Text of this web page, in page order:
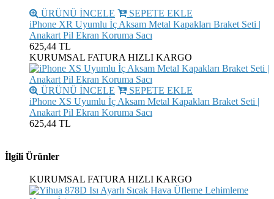
ÜRÜNÜ İNCELE
SEPETE EKLE
iPhone XR Uyumlu İç Aksam Metal Kapakları Braket Seti |
Anakart Pil Ekran Koruma Sacı
625,44 TL
KURUMSAL FATURA HIZLI KARGO
ÜRÜNÜ İNCELE
SEPETE EKLE
iPhone XS Uyumlu İç Aksam Metal Kapakları Braket Seti |
Anakart Pil Ekran Koruma Sacı
625,44 TL
İlgili Ürünler
KURUMSAL FATURA HIZLI KARGO